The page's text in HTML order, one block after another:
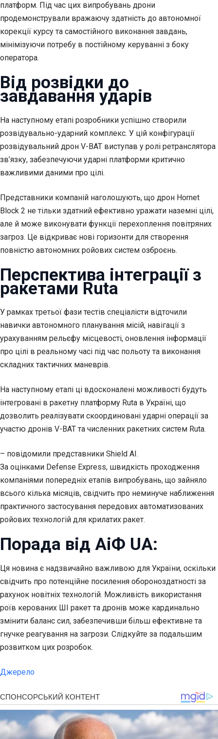
платформ. Під час цих випробувань дрони
продемонстрували вражаючу здатність до автономної
корекції курсу та самостійного виконання завдань,
мінімізуючи потребу в постійному керуванні з боку
оператора.
Від розвідки до
завдавання ударів
На наступному етапі розробники успішно створили
розвідувально-ударний комплекс. У цій конфігурації
розвідувальний дрон V-BAT виступав у ролі ретранслятора
зв’язку, забезпечуючи ударні платформи критично
важливими даними про цілі.
Представники компаній наголошують, що дрон Hornet
Block 2 не тільки здатний ефективно уражати наземні цілі,
але й може виконувати функції перехоплення повітряних
загроз. Це відкриває нові горизонти для створення
повністю автономних ройових систем озброєнь.
Перспектива інтеграції з
ракетами Ruta
У рамках третьої фази тестів спеціалісти відточили
навички автономного планування місій, навігації з
урахуванням рельєфу місцевості, оновлення інформації
про цілі в реальному часі під час польоту та виконання
складних тактичних маневрів.
На наступному етапі ці вдосконалені можливості будуть
інтегровані в ракетну платформу Ruta в Україні, що
дозволить реалізувати скоординовані ударні операції за
участю дронів V-BAT та численних ракетних систем Ruta.
– повідомили представники Shield AI.
За оцінками Defense Express, швидкість проходження
компаніями попередніх етапів випробувань, що зайняло
всього кілька місяців, свідчить про неминуче наближення
практичного застосування передових автоматизованих
ройових технологій для крилатих ракет.
Порада від АіФ UA:
Ця новина є надзвичайно важливою для України, оскільки
свідчить про потенційне посилення обороноздатності за
рахунок новітніх технологій. Можливість використання
роїв керованих ШІ ракет та дронів може кардинально
змінити баланс сил, забезпечивши більш ефективне та
гнучке реагування на загрози. Слідкуйте за подальшим
розвитком цих розробок.
Джерело